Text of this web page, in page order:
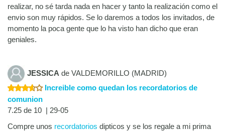
realizar, no sé tarda nada en hacer y tanto la realización como el
envio son muy rápidos. Se lo daremos a todos los invitados, de
momento la poca gente que lo ha visto han dicho que eran
geniales.
JESSICA de VALDEMORILLO (MADRID)
Increible como quedan los recordatorios de
comunion
7.25 de 10 | 29-05
Compre unos recordatorios dipticos y se los regale a mi prima